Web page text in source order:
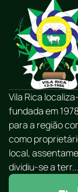
Vila Rica
fundada em
para a região
como
local,
dividiu-se a terr...